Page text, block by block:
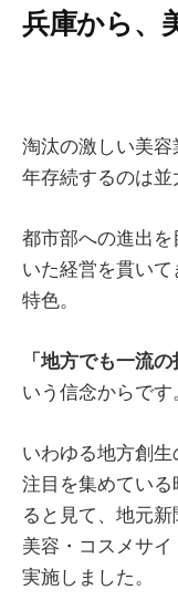
兵庫から、
淘汰の激しい美
年存続するのは並
都市部への進出
いた経営を貫い
特色。
「地方でも一流
いう信念からです。
いわゆる地方創
注目を集めてい
ると見て、地元
美容・コスメサ
実施しました。